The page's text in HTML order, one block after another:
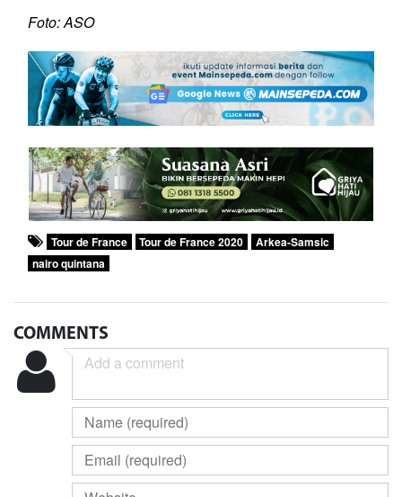
Foto: ASO
Tour de France Tour de France 2020
Arkea-Samsic
nairo quintana
COMMENTS